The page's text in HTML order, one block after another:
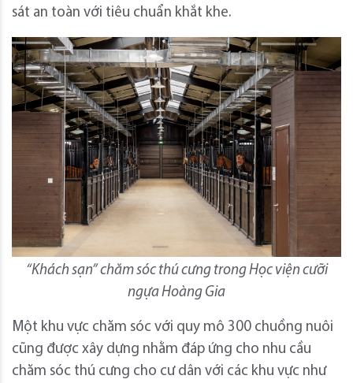
sát an toàn với tiêu chuẩn khắt khe.
“Khách sạn” chăm sóc thú cưng trong Học viện cưỡi
ngựa Hoàng Gia
Một khu vực chăm sóc với quy mô 300 chuồng nuôi
cũng được xây dựng nhằm đáp ứng cho nhu cầu
chăm sóc thú cưng cho cư dân với các khu vực như